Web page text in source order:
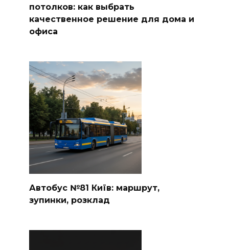
потолков: как выбрать
качественное решение для дома и
офиса
Автобус №81 Київ: маршрут,
зупинки, розклад